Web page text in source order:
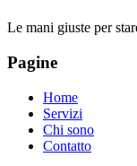
Le mani giuste per
Pagine
Home
Servizi
Chi sono
Contatto